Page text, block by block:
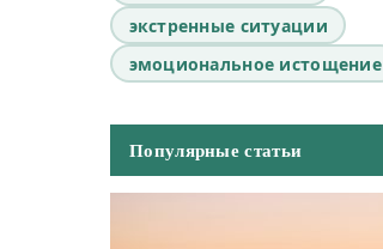
экстренные ситуации
эмоциональное истощение
Популярные статьи